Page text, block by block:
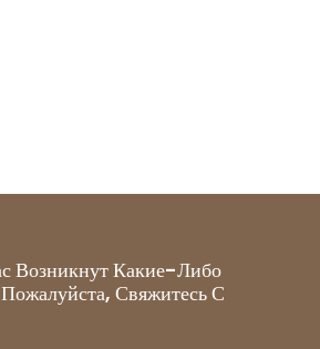
Возникнут Какие-Либо
Свяжитесь С